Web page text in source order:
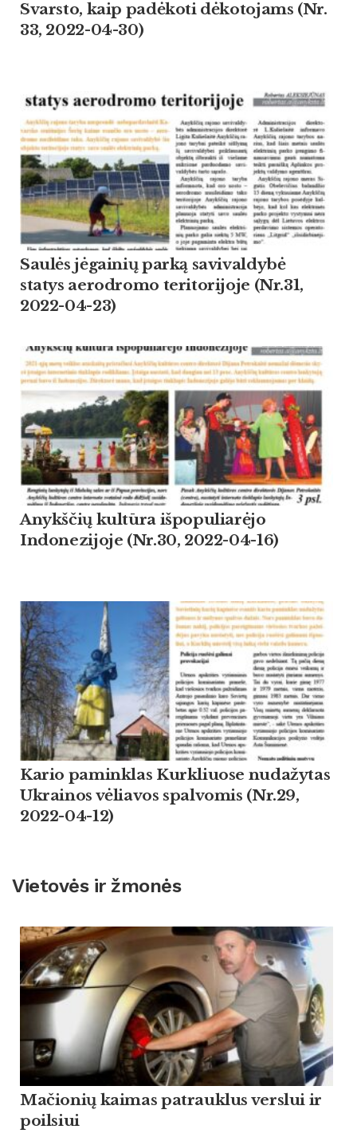
Svarsto, kaip padėkoti dėkotojams (Nr.
33, 2022-04-30)
Saulės jėgainių parką savivaldybė
statys aerodromo teritorijoje (Nr.31,
2022-04-23)
Anykščių kultūra išpopuliarėjo
Indonezijoje (Nr.30, 2022-04-16)
Kario paminklas Kurkliuose nudažytas
Ukrainos vėliavos spalvomis (Nr.29,
2022-04-12)
Vietovės ir žmonės
Mačionių kaimas patrauklus verslui ir
poilsiui